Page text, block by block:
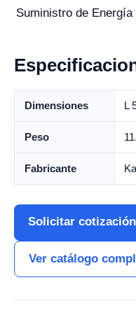
Suministro de Energía
Dimensiones L
Peso
Fabricante
Solicitar cotización
Ver catálogo